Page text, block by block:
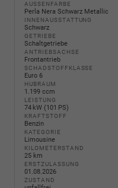
AUSSENFARBE
Perla Nera Schwarz Metallic
INNENAUSSTATTUNG
Schwarz
GETRIEBE
Schaltgetriebe
ANTRIEBSACHSE
Frontantrieb
SCHADSTOFFKLASSE
Euro 6
HUBRAUM
1.199 ccm
LEISTUNG
74 kW (101 PS)
KRAFTSTOFF
Benzin
KATEGORIE
Limousine
KILOMETERSTAND
25 km
ERSTZULASSUNG
01.08.2026
ZUSTAND